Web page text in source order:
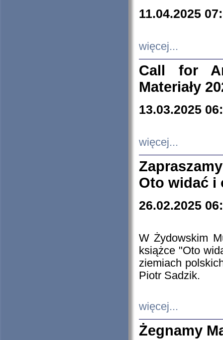
11.04.2025
więcej...
Call for
Materiały
13.03.2025
więcej...
Oto widać i
26.02.2025
W Żydowskim
książce "Oto
ziemiach
Piotr Sadzik.
więcej...
Żegnamy